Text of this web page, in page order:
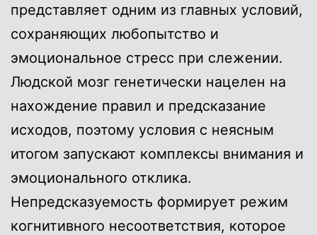
представляет одним из главных условий,
сохраняющих любопытство и
эмоциональное стресс при слежении.
Людской мозг генетически нацелен на
нахождение правил и предсказание
исходов, поэтому условия с неясным
итогом запускают комплексы внимания и
эмоционального отклика.
Непредсказуемость формирует режим
когнитивного несоответствия, которое